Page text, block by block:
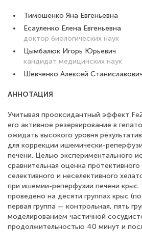
Тимошенко Яна Евгеньевна
Есауленко Елена Евгеньевна
доктор биологических наук
Цымбалюк Игорь Юрьевич
кандидат медицинских наук
Шевченко Алексей Станиславович
АННОТАЦИЯ
Учитывая прооксидантный эффект
его активное резервирование в
ожидать высокого уровня
для коррекции ишемически-
печени. Целью экспериментального
сравнительная оценка протективного
селективного и неселективного
при ишемии-реперфузии печени
проведено на десяти группах крыс
первая группа — контрольная, пять
моделированием частичной
продолжительностью 40 минут и